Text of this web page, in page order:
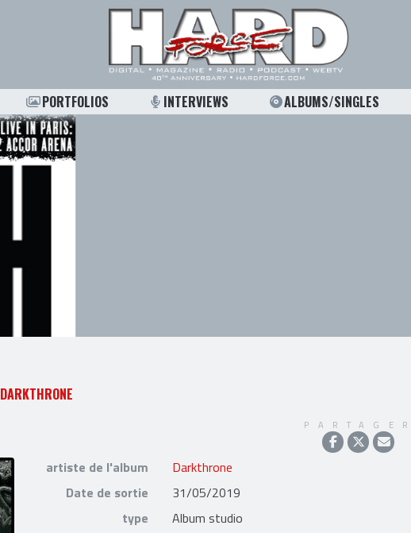
PORTFOLIOS INTERVIEWS ALBUMS/SINGLES
DARKTHRONE
PARTAGER
artiste de l'album
Darkthrone
Date de sortie
31/05/2019
type
Album studio